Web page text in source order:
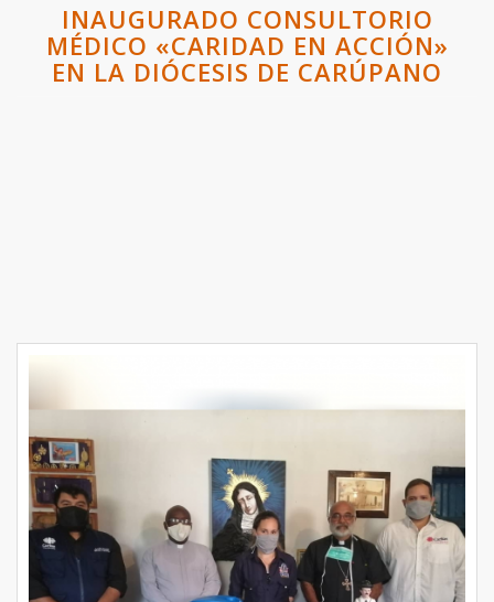
INAUGURADO CONSULTORIO
MÉDICO «CARIDAD EN ACCIÓN»
EN LA DIÓCESIS DE CARÚPANO